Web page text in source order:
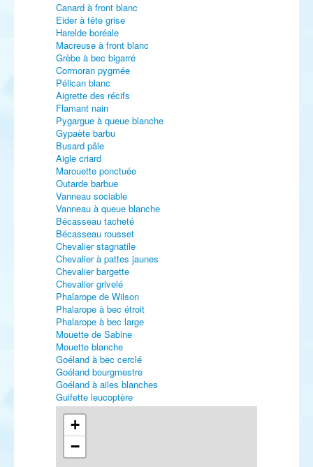
Canard à front blanc
Eider à tête grise
Harelde boréale
Macreuse à front blanc
Grèbe à bec bigarré
Cormoran pygmée
Pélican blanc
Aigrette des récifs
Flamant nain
Pygargue à queue blanche
Gypaète barbu
Busard pâle
Aigle criard
Marouette ponctuée
Outarde barbue
Vanneau sociable
Vanneau à queue blanche
Bécasseau tacheté
Bécasseau rousset
Chevalier stagnatile
Chevalier à pattes jaunes
Chevalier bargette
Chevalier grivelé
Phalarope de Wilson
Phalarope à bec étroit
Phalarope à bec large
Mouette de Sabine
Mouette blanche
Goéland à bec cerclé
Goéland bourgmestre
Goéland à ailes blanches
Guifette leucoptère
Sterne caspienne
Sterne voyageuse
Harfang des neiges
Pipit de Richard
Bergeronnette citrine
+
−